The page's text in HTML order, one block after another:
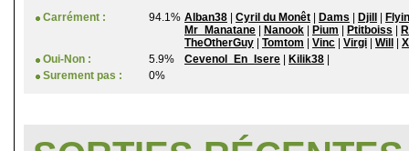
Carrément : 94.1% Alban38 Cyril du Monêt Dams Djill
Mr_Manatane
Nanook Pium Ptitboiss
TheOtherGuy
Tomtom Vinc Virgi Will
Oui-Non :
5.9% Cevenol_En_Isere Kilik38
Surement pas :
0%